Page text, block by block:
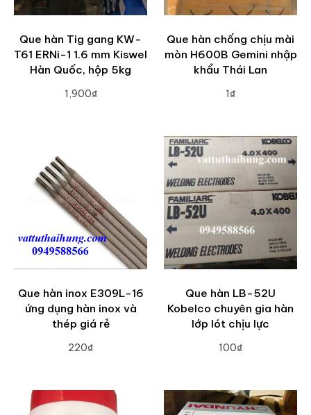
Que hàn Tig gang KW-
T61 ERNi-1 1.6 mm Kiswel
Hàn Quốc, hộp 5kg
1,900₫
Que hàn chống chịu mài
mòn H600B Gemini nhập
khẩu Thái Lan
1₫
Que hàn inox E309L-16
ứng dụng hàn inox và
thép giá rẻ
220₫
Que hàn LB-52U
Kobelco chuyên gia hàn
lớp lót chịu lực
100₫